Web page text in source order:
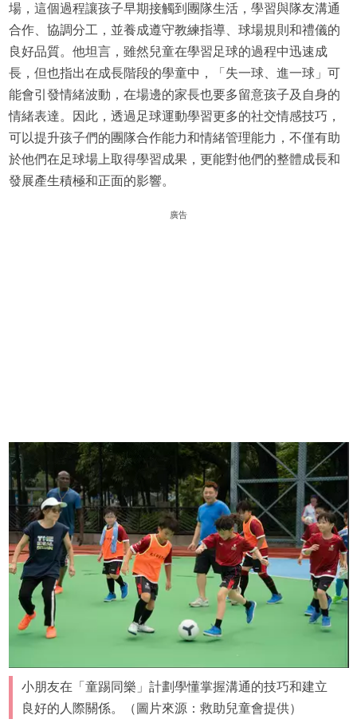
場，這個過程讓孩子早期接觸到團隊生活，學習與隊友溝通
合作、協調分工，並養成遵守教練指導、球場規則和禮儀的
良好品質。他坦言，雖然兒童在學習足球的過程中迅速成
長，但也指出在成長階段的學童中，「失一球、進一球」可
能會引發情緒波動，在場邊的家長也要多留意孩子及自身的
情緒表達。因此，透過足球運動學習更多的社交情感技巧，
可以提升孩子們的團隊合作能力和情緒管理能力，不僅有助
於他們在足球場上取得學習成果，更能對他們的整體成長和
發展產生積極和正面的影響。
廣告
小朋友在「童踢同樂」計劃學懂掌握溝通的技巧和建立
良好的人際關係。（圖片來源：救助兒童會提供）